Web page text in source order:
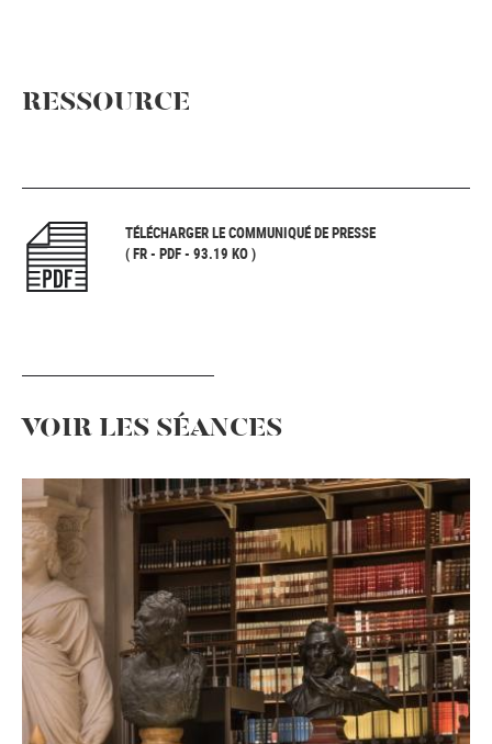
RESSOURCE
TÉLÉCHARGER LE COMMUNIQUÉ DE PRESSE
( FR - PDF - 93.19 KO )
VOIR LES SÉANCES